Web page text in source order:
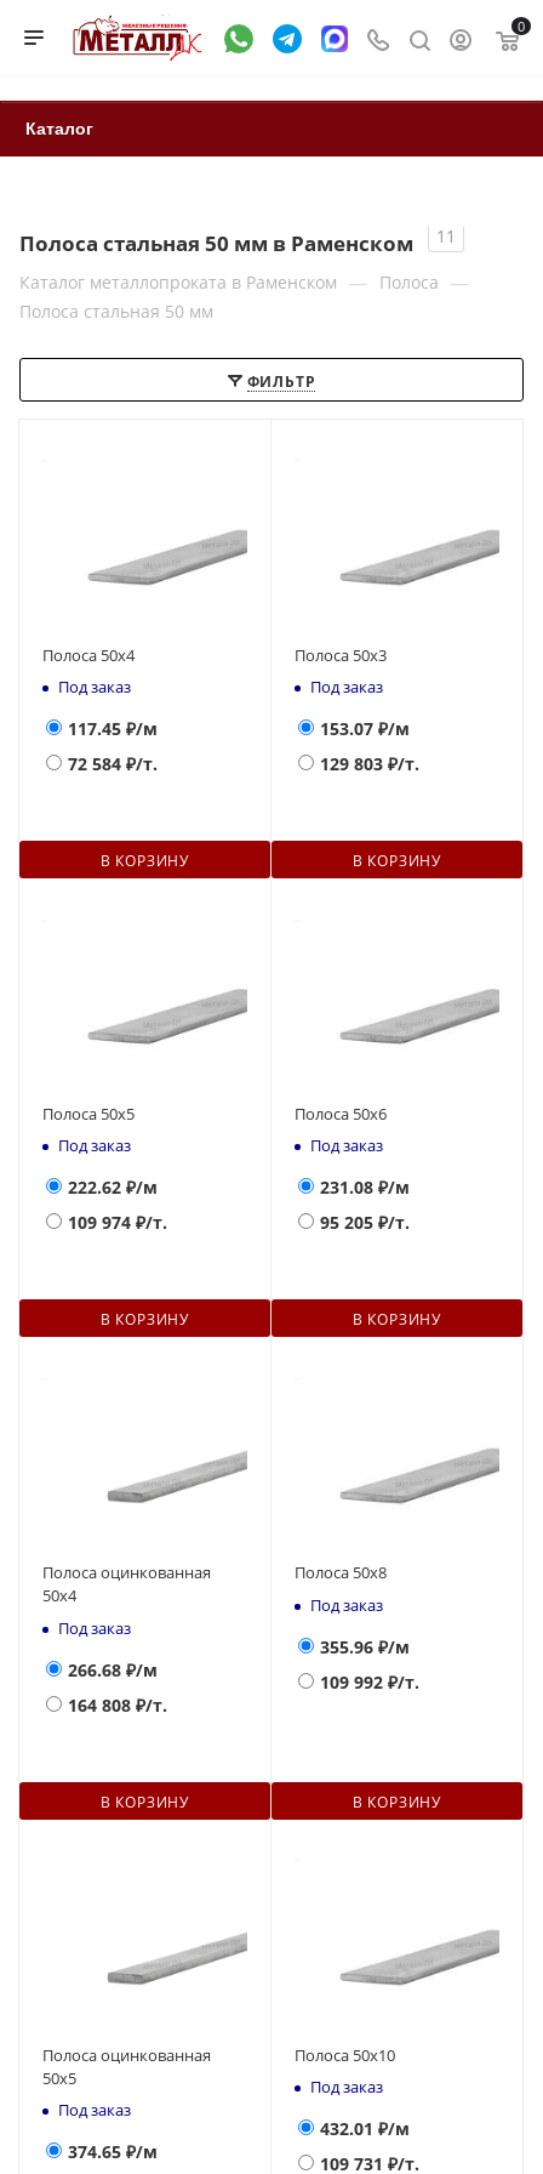
0
Каталог
Полоса стальная 50 мм в Раменском
11
Каталог металлопроката в Раменском — Полоса —
Полоса стальная 50 мм
ФИЛЬТР
Полоса 50х4
Под заказ
117.45 ₽/м
72 584 ₽/т.
В КОРЗИНУ
Полоса 50х3
Под заказ
153.07 ₽/м
129 803 ₽/т.
В КОРЗИНУ
Полоса 50х5
Под заказ
222.62 ₽/м
109 974 ₽/т.
В КОРЗИНУ
Полоса 50х6
Под заказ
231.08 ₽/м
95 205 ₽/т.
В КОРЗИНУ
Полоса оцинкованная
50х4
Под заказ
266.68 ₽/м
164 808 ₽/т.
В КОРЗИНУ
Полоса 50х8
Под заказ
355.96 ₽/м
109 992 ₽/т.
В КОРЗИНУ
Полоса оцинкованная
50х5
Под заказ
374.65 ₽/м
Полоса 50х10
Под заказ
432.01 ₽/м
109 731 ₽/т.